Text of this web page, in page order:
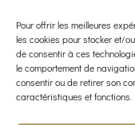
Pour offrir les meilleures
les cookies pour stocker et/
de consentir à ces
le comportement de
consentir ou de retirer son
caractéristiques et fonctions.